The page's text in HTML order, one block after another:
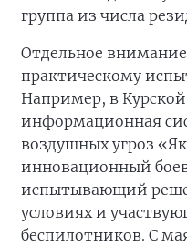
группа из числа
Отдельное
практическому
Например, в
информационная
воздушных угроз
инновационный
испытывающий
условиях и
беспилотников. С